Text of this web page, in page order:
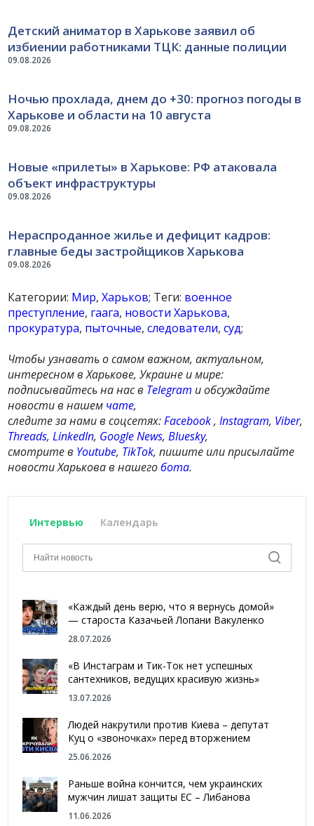
09.08.2026
Детский аниматор в Харькове заявил об
избиении работниками ТЦК: данные полиции
09.08.2026
Ночью прохлада, днем до +30: прогноз погоды в
Харькове и области на 10 августа
09.08.2026
Новые «прилеты» в Харькове: РФ атаковала
объект инфраструктуры
09.08.2026
Нераспроданное жилье и дефицит кадров:
главные беды застройщиков Харькова
Категории: Мир,Харьков; Теги: военное
преступление, гаага, новости Харькова,
прокуратура, пыточные,следователи,суд;
Чтобы узнавать о самом важном, актуальном,
интересном в Харькове, Украине и мире:
подписывайтесь на нас в Telegram и обсуждайте
новости в нашем чате,
следите за нами в соцсетях:Facebook,Instagram, Viber,
Threads,LinkedIn, Google News,Bluesky,
смотрите в Youtube, TikTok, пишите или присылайте
новости Харькова в нашегобота.
Интервью Календарь
«Каждый день верю, что я вернусь домой»
— староста Казачьей Лопани Вакуленко
28.07.2026
«В Инстаграм и Тик-Ток нет успешных
сантехников, ведущих красивую жизнь»
13.07.2026
Людей накрутили против Киева – депутат
Куц о «звоночках» перед вторжением
25.06.2026
Раньше война кончится, чем украинских
мужчин лишат защиты ЕС – Либанова
11.06.2026